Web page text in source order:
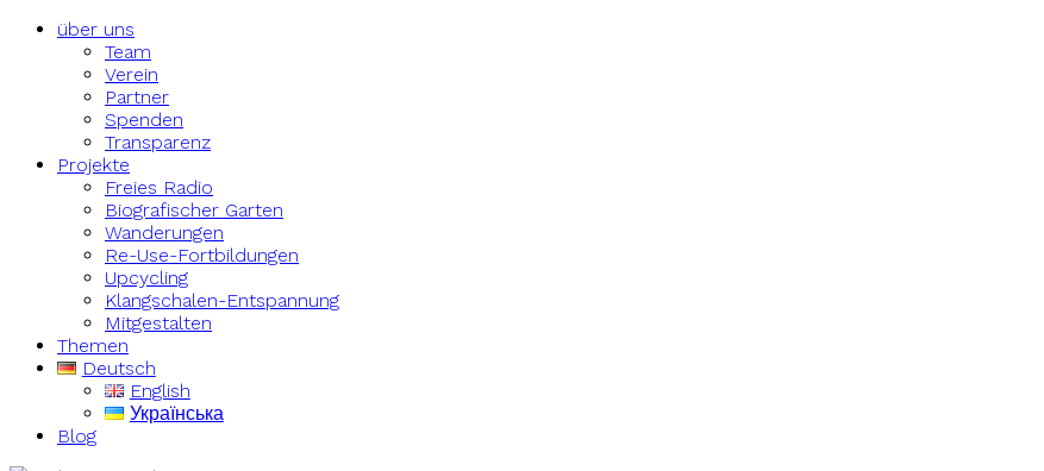
über uns
Team
Verein
Partner
Spenden
Transparenz
Projekte
Freies Radio
Biografischer Garten
Wanderungen
Re-Use-Fortbildungen
Upcycling
Klangschalen-Entspannung
Mitgestalten
Themen
Deutsch
English
Українська
Blog